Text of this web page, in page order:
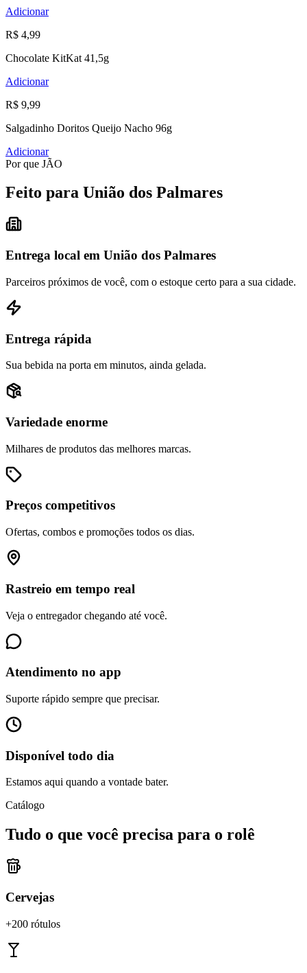
Adicionar
R$ 4,99
Chocolate KitKat 41,5g
Adicionar
R$ 9,99
Salgadinho Doritos Queijo Nacho 96g
Adicionar
Por que JÃO
Feito para União dos Palmares
Entrega local em União dos Palmares
Parceiros próximos de você, com o estoque certo para a sua cidade.
Entrega rápida
Sua bebida na porta em minutos, ainda gelada.
Variedade enorme
Milhares de produtos das melhores marcas.
Preços competitivos
Ofertas, combos e promoções todos os dias.
Rastreio em tempo real
Veja o entregador chegando até você.
Atendimento no app
Suporte rápido sempre que precisar.
Disponível todo dia
Estamos aqui quando a vontade bater.
Catálogo
Tudo o que você precisa para o rolê
Cervejas
+200 rótulos